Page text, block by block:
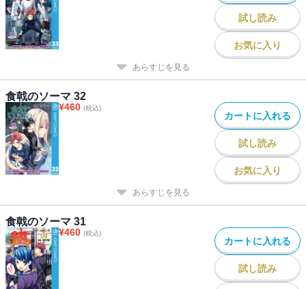
試し読み
お気に入り
あらすじを見る
食戟のソーマ 32
¥460 (税込)
カートに入れる
試し読み
お気に入り
あらすじを見る
食戟のソーマ 31
¥460 (税込)
カートに入れる
試し読み